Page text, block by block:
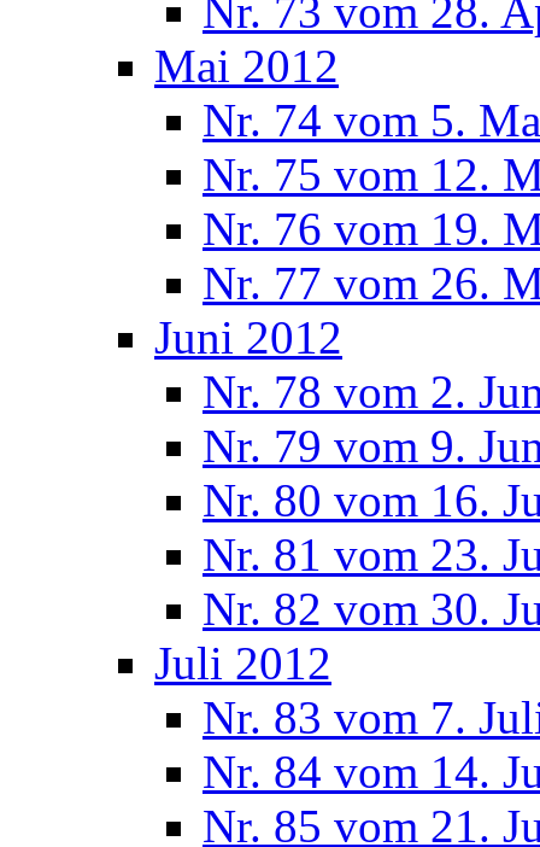
Nr. 73 vom 28.
Mai 2012
Nr. 74 vom 5.
Nr. 75 vom 12.
Nr. 76 vom 19.
Nr. 77 vom 26.
Juni 2012
Nr. 78 vom 2.
Nr. 79 vom 9.
Nr. 80 vom 16.
Nr. 81 vom 23.
Nr. 82 vom 30.
Juli 2012
Nr. 83 vom 7.
Nr. 84 vom 14.
Nr. 85 vom 21.